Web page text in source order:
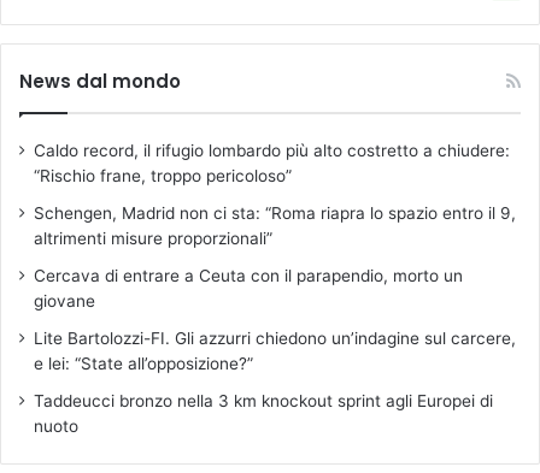
News dal mondo
Caldo record, il rifugio lombardo più alto costretto a chiudere:
“Rischio frane, troppo pericoloso”
Schengen, Madrid non ci sta: “Roma riapra lo spazio entro il 9,
altrimenti misure proporzionali”
Cercava di entrare a Ceuta con il parapendio, morto un
giovane
Lite Bartolozzi-FI. Gli azzurri chiedono un’indagine sul carcere,
e lei: “State all’opposizione?”
Taddeucci bronzo nella 3 km knockout sprint agli Europei di
nuoto